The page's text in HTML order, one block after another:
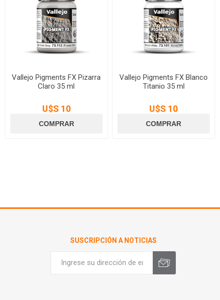
Vallejo Pigments FX Pizarra
Claro 35 ml
U$S 10
Vallejo Pigments FX Blanco
Titanio 35 ml
U$S 10
SUSCRIPCIÓN A NOTICIAS